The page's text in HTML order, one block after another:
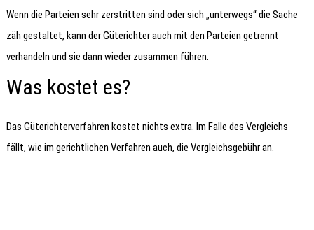
Wenn die Parteien sehr zerstritten sind oder sich „unterwegs“ die Sache
zäh gestaltet, kann der Güterichter auch mit den Parteien getrennt
verhandeln und sie dann wieder zusammen führen.
Was kostet es?
Das Güterichterverfahren kostet nichts extra. Im Falle des Vergleichs
fällt, wie im gerichtlichen Verfahren auch, die Vergleichsgebühr an.